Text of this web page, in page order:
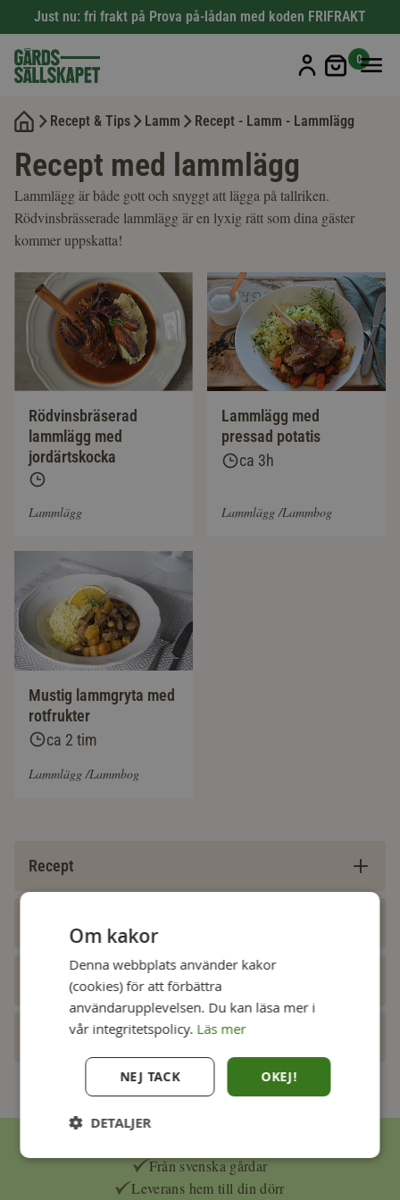
Just nu: fri frakt på Prova på-lådan med koden FRIFRAKT
Min
0
Recept & Tips Lamm Recept - Lamm - Lammlägg
Recept med lammlägg
Lammlägg är både gott och snyggt att lägga på tallriken.
Rödvinsbrässerade lammlägg är en lyxig rätt som dina gäster
kommer uppskatta!
Rödvinsbräserad
lammlägg med
jordärtskocka
Lammlägg
Lammlägg med
pressad potatis
ca 3h
Lammlägg /Lammbog
Mustig lammgryta med
rotfrukter
ca 2 tim
Lammlägg /Lammbog
Recept
Styckningsschema
Våra produkter
Från svenska gårdar
Leverans hem till din dörr
Om kakor
Denna webbplats använder kakor
(cookies) för att förbättra
användarupplevelsen. Du kan läsa mer i
vår integritetspolicy. Läs mer
OKEJ!
NEJ TACK
DETALJER